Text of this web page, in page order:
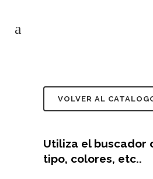
VOLVER AL
Utiliza el buscador
tipo, colores, etc..